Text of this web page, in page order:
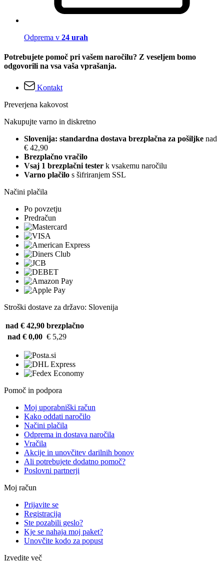
Odprema v 24 urah
Potrebujete pomoč pri vašem naročilu? Z veseljem bomo
odgovorili na vsa vaša vprašanja.
Kontakt
Preverjena kakovost
Nakupujte varno in diskretno
Slovenija: standardna dostava brezplačna za pošiljke nad
€ 42,90
Brezplačno vračilo
Vsaj 1 brezplačni tester k vsakemu naročilu
Varno plačilo s šifriranjem SSL
Načini plačila
Po povzetju
Predračun
Stroški dostave za državo: Slovenija
nad € 42,90 brezplačno
nad € 0,00 € 5,29
Pomoč in podpora
Moj uporabniški račun
Kako oddati naročilo
Načini plačila
Odprema in dostava naročila
Vračila
Akcije in unovčitev darilnih bonov
Ali potrebujete dodatno pomoč?
Poslovni partnerji
Moj račun
Prijavite se
Registracija
Ste pozabili geslo?
Kje se nahaja moj paket?
Unovčite kodo za popust
Izvedite več